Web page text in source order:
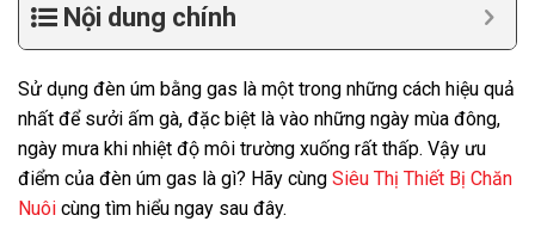
Nội dung chính
Sử dụng đèn úm bằng gas là một trong những cách hiệu quả
nhất để sưởi ấm gà, đặc biệt là vào những ngày mùa đông,
ngày mưa khi nhiệt độ môi trường xuống rất thấp. Vậy ưu
điểm của đèn úm gas là gì? Hãy cùng Siêu Thị Thiết Bị Chăn
Nuôi cùng tìm hiểu ngay sau đây.